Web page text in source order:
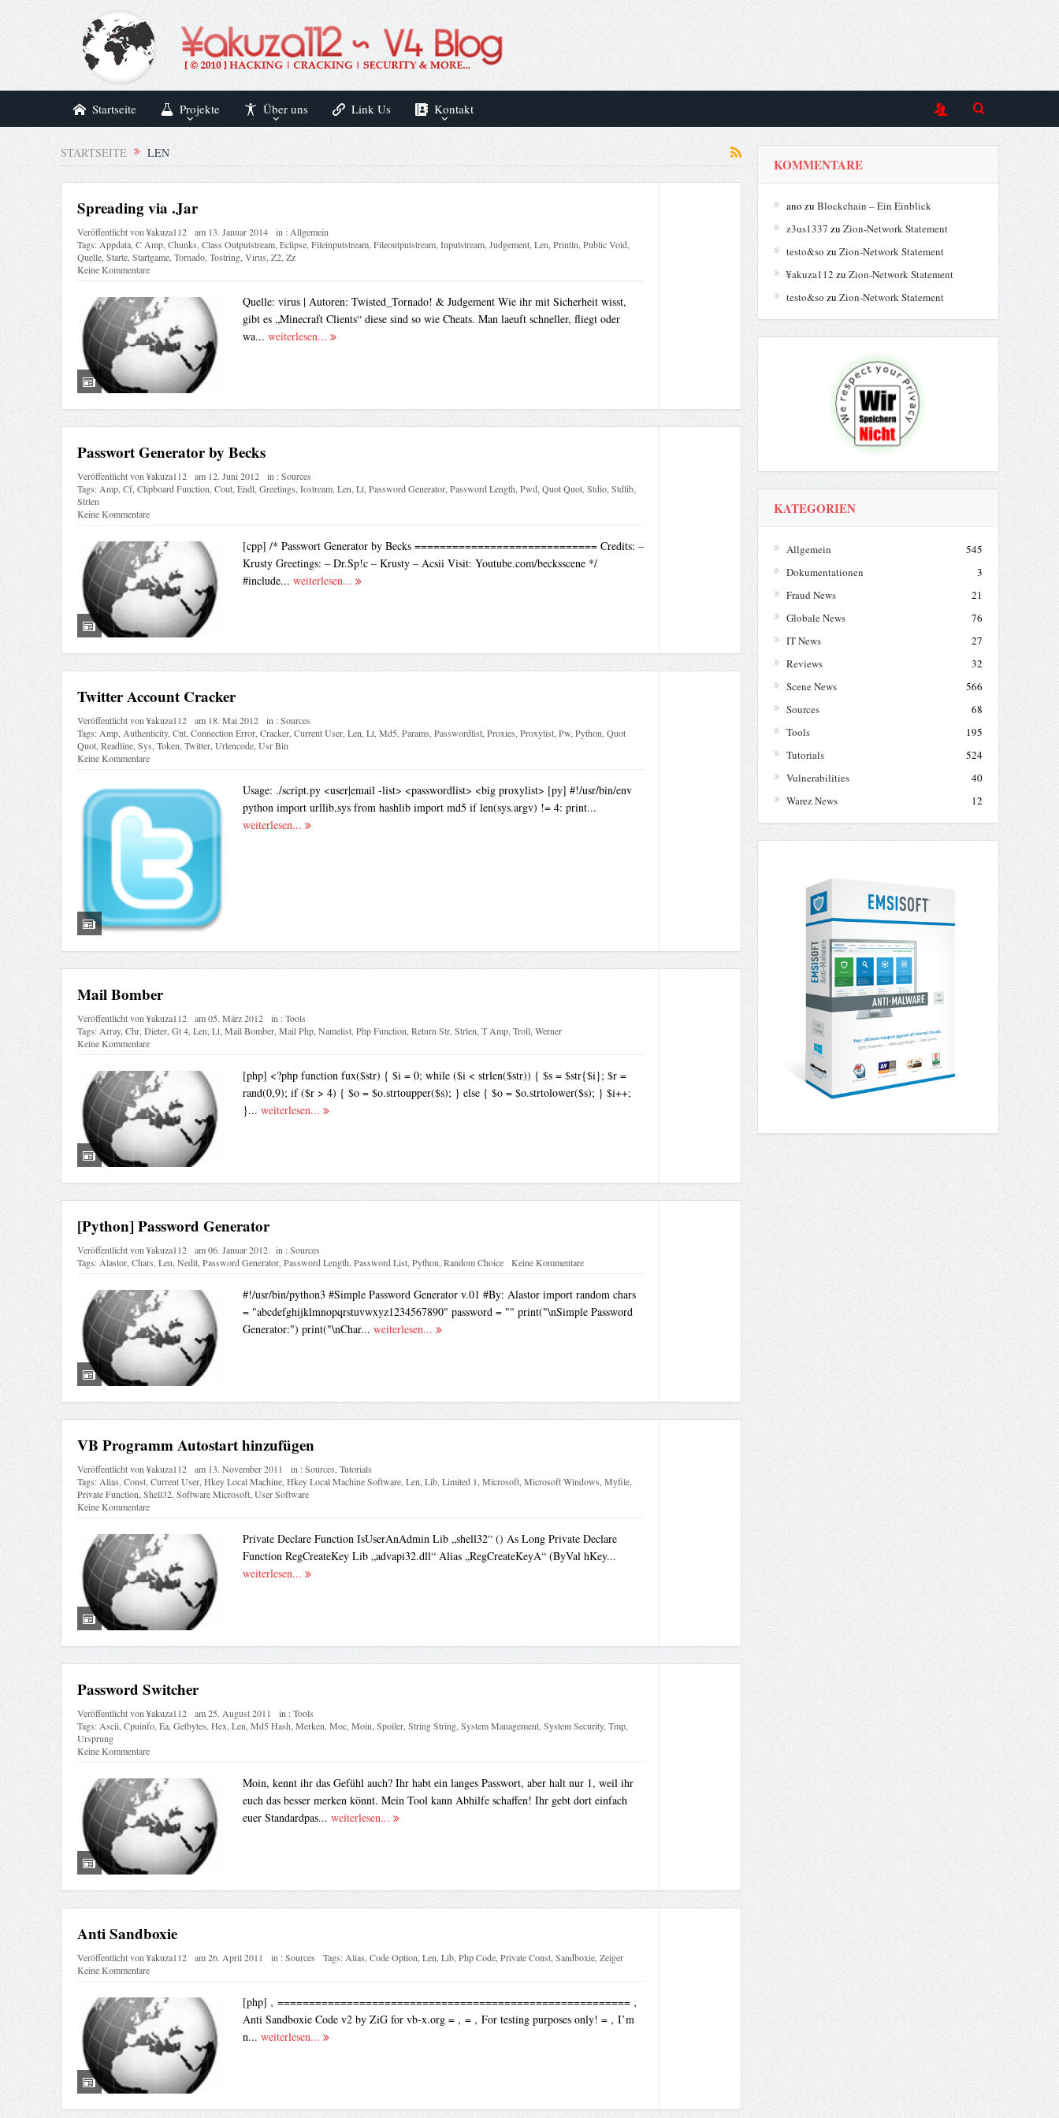
Startseite Projekte Über uns Link Us Kontakt
STARTSEITE LEN
Spreading via .Jar
Veröffentlicht von¥akuza112 am 13. Januar 2014 in :Allgemein
Tags:Appdata,C Amp,Chunks,Class Outputstream,Eclipse,Fileinputstream,Fileoutputstream,Inputstream,Judgement,Len,Println,Public Void,
Quelle,Starte,Startgame,Tornado,Tostring,Virus,Z2,Zz
Keine Kommentare
Quelle: virus | Autoren: Twisted_Tornado! & Judgement Wie ihr mit Sicherheit wisst,
gibt es „Minecraft Clients“ diese sind so wie Cheats. Man laeuft schneller, fliegt oder
wa... weiterlesen...
Passwort Generator by Becks
Veröffentlicht von¥akuza112 am 12. Juni 2012 in :Sources
Tags:Amp,Cf,Clipboard Function,Cout,Endl,Greetings,Iostream,Len,Lt,Password Generator,Password Length,Pwd,Quot Quot,Stdio,Stdlib,
Strlen
Keine Kommentare
[cpp] /* Passwort Generator by Becks ============================= Credits: –
Krusty Greetings: – Dr.Sp!c – Krusty – Acsii Visit: Youtube.com/becksscene */
#include... weiterlesen...
Twitter Account Cracker
Veröffentlicht von¥akuza112 am 18. Mai 2012 in :Sources
Tags:Amp,Authenticity,Cnt,Connection Error,Cracker,Current User,Len,Lt,Md5,Params,Passwordlist,Proxies,Proxylist,Pw,Python,Quot
Quot,Readline,Sys,Token,Twitter,Urlencode,Usr Bin
Keine Kommentare
Usage: ./script.py <user|email -list> <passwordlist> <big proxylist> [py] #!/usr/bin/env
python import urllib,sys from hashlib import md5 if len(sys.argv) != 4: print...
weiterlesen...
Mail Bomber
Veröffentlicht von¥akuza112 am05. März 2012 in :Tools
Tags:Array,Chr,Dieter,Gt 4,Len,Lt,Mail Bomber,Mail Php,Namelist,Php Function,Return Str,Strlen,T Amp,Troll,Werner
Keine Kommentare
[php] <?php function fux($str) { $i = 0; while ($i < strlen($str)) { $s = $str{$i}; $r =
rand(0,9); if ($r > 4) { $o = $o.strtoupper($s); } else { $o = $o.strtolower($s); } $i++;
}... weiterlesen...
[Python] Password Generator
Veröffentlicht von¥akuza112 am06. Januar 2012 in :Sources
Tags:Alastor,Chars,Len,Nedit,Password Generator,Password Length,Password List,Python,Random Choice Keine Kommentare
#!/usr/bin/python3 #Simple Password Generator v.01 #By: Alastor import random chars
= "abcdefghijklmnopqrstuvwxyz1234567890" password = "" print("\nSimple Password
Generator:") print("\nChar... weiterlesen...
VB Programm Autostart hinzufügen
Veröffentlicht von¥akuza112 am 13. November 2011 in :Sources,Tutorials
Tags:Alias,Const,Current User,Hkey Local Machine,Hkey Local Machine Software,Len,Lib,Limited 1,Microsoft,Microsoft Windows,Myfile,
Private Function,Shell32,Software Microsoft,User Software
Keine Kommentare
Private Declare Function IsUserAnAdmin Lib „shell32“ () As Long Private Declare
Function RegCreateKey Lib „advapi32.dll“ Alias „RegCreateKeyA“ (ByVal hKey...
weiterlesen...
Password Switcher
Veröffentlicht von¥akuza112 am25. August 2011 in :Tools
Tags:Ascii,Cpuinfo,Ea,Getbytes,Hex,Len,Md5 Hash,Merken,Moc,Moin,Spoiler,String String,System Management,System Security,Tmp,
Ursprung
Keine Kommentare
Moin, kennt ihr das Gefühl auch? Ihr habt ein langes Passwort, aber halt nur 1, weil ihr
euch das besser merken könnt. Mein Tool kann Abhilfe schaffen! Ihr gebt dort einfach
euer Standardpas... weiterlesen...
Anti Sandboxie
Veröffentlicht von¥akuza112 am26. April 2011 in :Sources Tags:Alias,Code Option,Len,Lib,Php Code,Private Const,Sandboxie,Zeiger
Keine Kommentare
[php] ‚ ======================================================== ‚
Anti Sandboxie Code v2 by ZiG for vb-x.org = ‚ = ‚ For testing purposes only! = ‚ I’m
n... weiterlesen...
KOMMENTARE
ano zu Blockchain – Ein Einblick
z3us1337 zu Zion-Network Statement
testo&so zu Zion-Network Statement
¥akuza112 zu Zion-Network Statement
testo&so zu Zion-Network Statement
KATEGORIEN
Allgemein
545
Dokumentationen
3
Fraud News
21
Globale News
76
IT News
27
Reviews
32
Scene News
566
Sources
68
Tools
195
Tutorials
524
Vulnerabilities
40
Warez News
12